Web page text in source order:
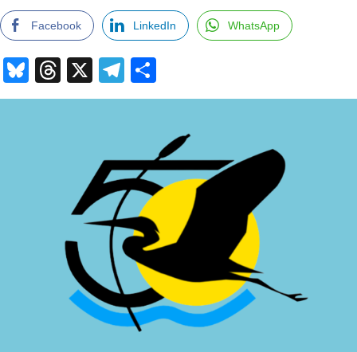
Facebook LinkedIn WhatsApp
Bluesky
Threads
X Telegram